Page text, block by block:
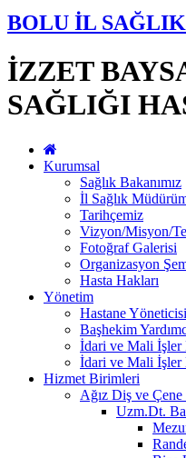
BOLU İL
İZZET
SAĞLIĞI
Kurumsal
Sağlık Bakanımız
İl Sağlık
Tarihçemiz
Vizyon/Misyon/
Fotoğraf Galerisi
Organizasyon
Hasta Hakları
Yönetim
Hastane
Başhekim
İdari ve Mali İşler
İdari ve Mali İşler
Hizmet Birimleri
Ağız Diş ve Çene
Uzm.Dt.